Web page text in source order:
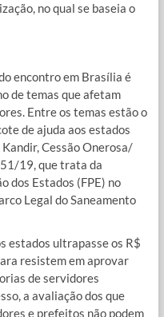
no qual se baseia o
encontro em Brasília é
de temas que afetam
Entre os temas estão o
de ajuda aos estados
Cessão Onerosa/
19, que trata da
dos Estados (FPE) no
Legal do Saneamento
estados ultrapasse os R$
resistem em aprovar
de servidores
a avaliação dos que
e prefeitos não podem